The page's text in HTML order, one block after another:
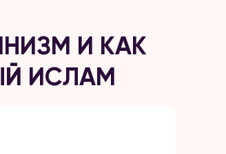
И КАК
ИСЛАМ